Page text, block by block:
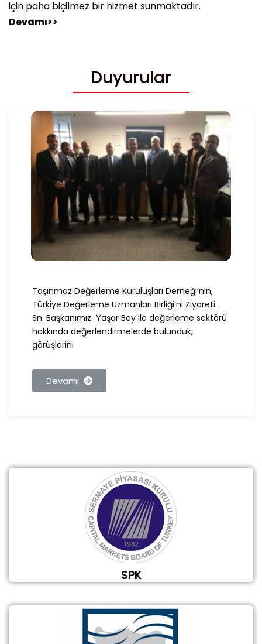
için paha biçilmez bir hizmet sunmaktadır.
Devamı>>
Duyurular
Taşınmaz Değerleme Kuruluşları Derneği’nin,
Türkiye Değerleme Uzmanları Birliği’ni Ziyareti.
Sn. Başkanımız Yaşar Bey ile değerleme sektörü
hakkında değerlendirmelerde bulunduk,
görüşlerini
Devamı
SPK